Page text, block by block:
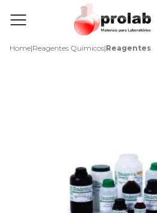
Home|Reagentes Químicos|Reagentes